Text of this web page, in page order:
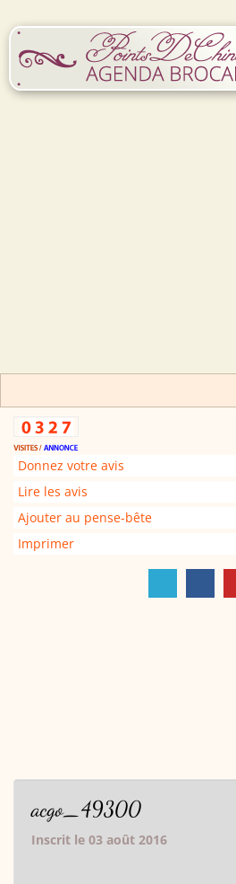
Donnez votre avis
Lire les avis
Ajouter au pense-bête
Imprimer
acgo_49300
Inscrit le 03 août 2016